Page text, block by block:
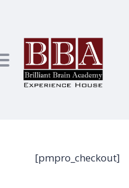
[pmpro_checkout]